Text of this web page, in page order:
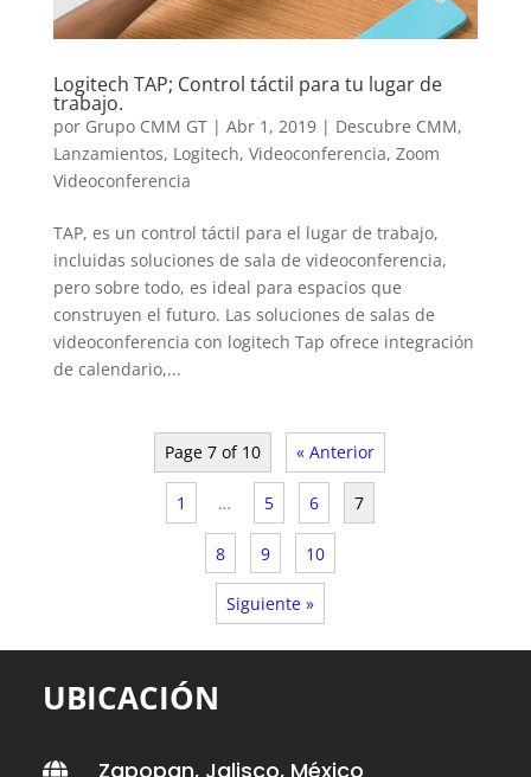
Logitech TAP; Control táctil para tu lugar de
trabajo.
por Grupo CMM GT| Abr 1, 2019| Descubre CMM,
Lanzamientos, Logitech, Videoconferencia, Zoom
Videoconferencia
TAP, es un control táctil para el lugar de trabajo,
incluidas soluciones de sala de videoconferencia,
pero sobre todo, es ideal para espacios que
construyen el futuro. Las soluciones de salas de
videoconferencia con logitech Tap ofrece integración
de calendario,...
Page 7 of 10 « Anterior
1 … 5 6 7
8 9 10
Siguiente »
UBICACIÓN
Zapopan, Jalisco, México